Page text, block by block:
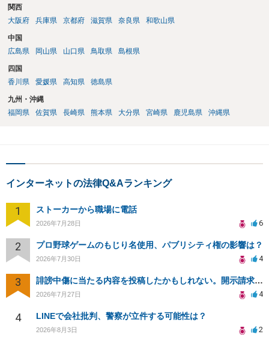
関西
大阪府
兵庫県 京都府 滋賀県 奈良県 和歌山県
中国
広島県
岡山県 山口県 鳥取県 島根県
四国
香川県
愛媛県 高知県 徳島県
九州・沖縄
福岡県
佐賀県 長崎県 熊本県 大分県 宮崎県 鹿児島県 沖縄県
インターネットの法律Q&Aランキング
1 ストーカーから職場に電話
2026年7月28日 6
2 プロ野球ゲームのもじり名使用、パブリシティ権の影響は？
2026年7月30日 4
3 誹謗中傷に当たる内容を投稿したかもしれない。開示請求や民事刑事裁判に発展しうるのか教えて欲しい。
2026年7月27日 4
4 LINEで会社批判、警察が立件する可能性は？
2026年8月3日 2